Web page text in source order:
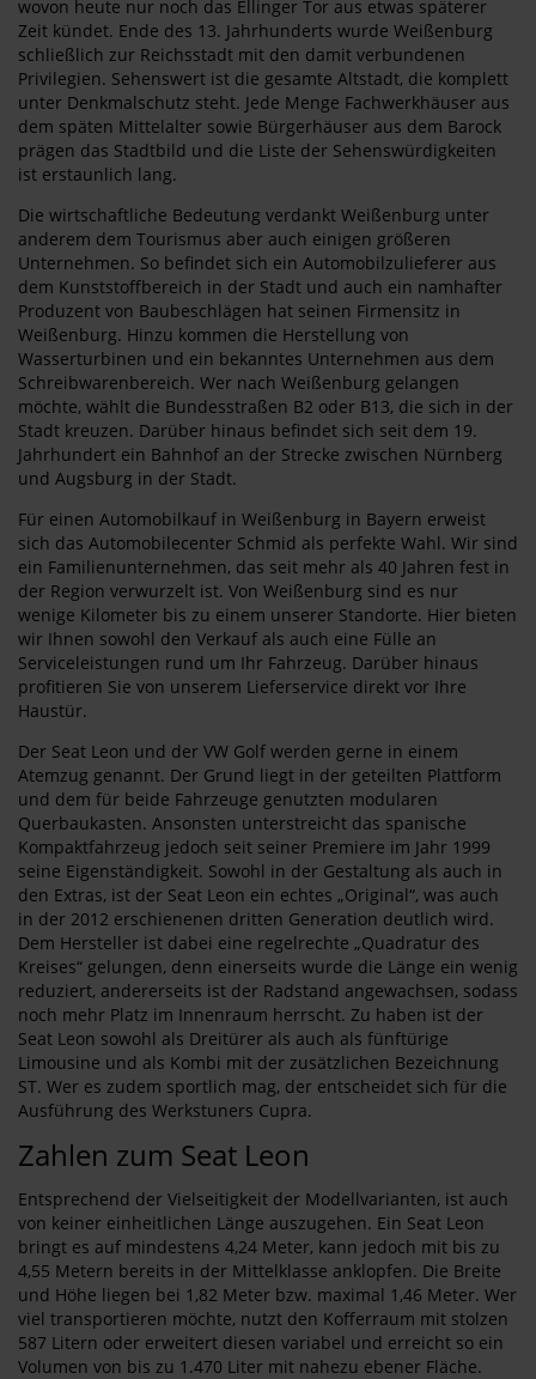
wovon heute nur noch das Ellinger Tor aus etwas späterer
Zeit kündet. Ende des 13. Jahrhunderts wurde Weißenburg
schließlich zur Reichsstadt mit den damit verbundenen
Privilegien. Sehenswert ist die gesamte Altstadt, die komplett
unter Denkmalschutz steht. Jede Menge Fachwerkhäuser aus
dem späten Mittelalter sowie Bürgerhäuser aus dem Barock
prägen das Stadtbild und die Liste der Sehenswürdigkeiten
ist erstaunlich lang.
Die wirtschaftliche Bedeutung verdankt Weißenburg unter
anderem dem Tourismus aber auch einigen größeren
Unternehmen. So befindet sich ein Automobilzulieferer aus
dem Kunststoffbereich in der Stadt und auch ein namhafter
Produzent von Baubeschlägen hat seinen Firmensitz in
Weißenburg. Hinzu kommen die Herstellung von
Wasserturbinen und ein bekanntes Unternehmen aus dem
Schreibwarenbereich. Wer nach Weißenburg gelangen
möchte, wählt die Bundesstraßen B2 oder B13, die sich in der
Stadt kreuzen. Darüber hinaus befindet sich seit dem 19.
Jahrhundert ein Bahnhof an der Strecke zwischen Nürnberg
und Augsburg in der Stadt.
Für einen Automobilkauf in Weißenburg in Bayern erweist
sich das Automobilecenter Schmid als perfekte Wahl. Wir sind
ein Familienunternehmen, das seit mehr als 40 Jahren fest in
der Region verwurzelt ist. Von Weißenburg sind es nur
wenige Kilometer bis zu einem unserer Standorte. Hier bieten
wir Ihnen sowohl den Verkauf als auch eine Fülle an
Serviceleistungen rund um Ihr Fahrzeug. Darüber hinaus
profitieren Sie von unserem Lieferservice direkt vor Ihre
Haustür.
Der Seat Leon und der VW Golf werden gerne in einem
Atemzug genannt. Der Grund liegt in der geteilten Plattform
und dem für beide Fahrzeuge genutzten modularen
Querbaukasten. Ansonsten unterstreicht das spanische
Kompaktfahrzeug jedoch seit seiner Premiere im Jahr 1999
seine Eigenständigkeit. Sowohl in der Gestaltung als auch in
den Extras, ist der Seat Leon ein echtes „Original“, was auch
in der 2012 erschienenen dritten Generation deutlich wird.
Dem Hersteller ist dabei eine regelrechte „Quadratur des
Kreises“ gelungen, denn einerseits wurde die Länge ein wenig
reduziert, andererseits ist der Radstand angewachsen, sodass
noch mehr Platz im Innenraum herrscht. Zu haben ist der
Seat Leon sowohl als Dreitürer als auch als fünftürige
Limousine und als Kombi mit der zusätzlichen Bezeichnung
ST. Wer es zudem sportlich mag, der entscheidet sich für die
Ausführung des Werkstuners Cupra.
Zahlen zum Seat Leon
Entsprechend der Vielseitigkeit der Modellvarianten, ist auch
von keiner einheitlichen Länge auszugehen. Ein Seat Leon
bringt es auf mindestens 4,24 Meter, kann jedoch mit bis zu
4,55 Metern bereits in der Mittelklasse anklopfen. Die Breite
und Höhe liegen bei 1,82 Meter bzw. maximal 1,46 Meter. Wer
viel transportieren möchte, nutzt den Kofferraum mit stolzen
587 Litern oder erweitert diesen variabel und erreicht so ein
Volumen von bis zu 1.470 Liter mit nahezu ebener Fläche.